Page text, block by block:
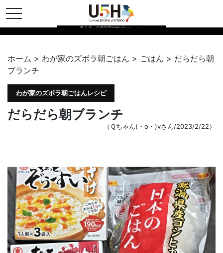
toggle navigation
県公式・兵庫五国連邦プロジェクト
ホーム > わが家のズボラ朝ごはん > ごはん > だらだら朝
ブランチ
わが家のズボラ朝ごはんレシピ
だらだら朝ブランチ
（Ｑちゃん(・o・)vさん/2023/2/22）